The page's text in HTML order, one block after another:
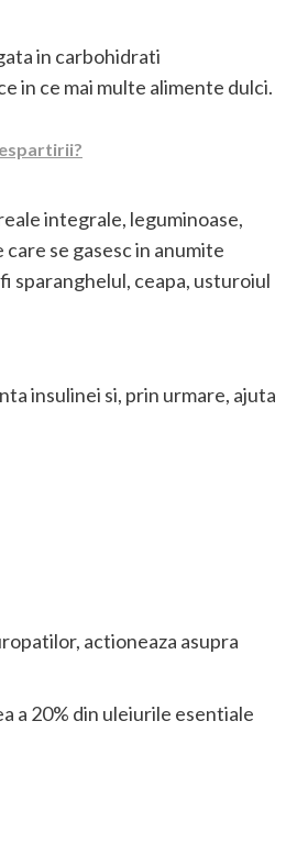
in carbohidrati
in ce mai multe alimente dulci.
integrale, leguminoase,
se gasesc in anumite
sparanghelul, ceapa, usturoiul
insulinei si, prin urmare, ajuta
actioneaza asupra
a 20% din uleiurile esentiale